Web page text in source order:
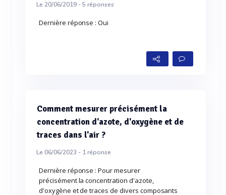
Le 20/06/2019 -5 réponses
Dernière réponse : Oui
Comment mesurer précisément la
concentration d'azote, d'oxygène et de
traces dans l'air ?
Le 06/06/2023 - 1réponse
Dernière réponse : Pour mesurer
précisément la concentration d'azote,
d'oxygène et de traces de divers composants